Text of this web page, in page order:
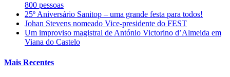
800 pessoas
25º Aniversário Sanitop – uma grande festa para todos!
Johan Stevens nomeado Vice-presidente do FEST
Um improviso magistral de António Victorino d’Almeida em
Viana do Castelo
Mais Recentes